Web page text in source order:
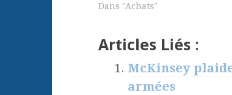
Dans "Achats"
Articles Liés :
McKinsey
armées